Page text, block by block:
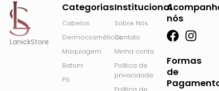
LanickStore
Categorias
Cabelos
Dermocosméticos
Maquiagem
Batom
Pó
Institucional
Sobre Nós
Contato
Minha conta
Política de
privacidade
nós
F
c
e
b
I
s
a
Formas
de